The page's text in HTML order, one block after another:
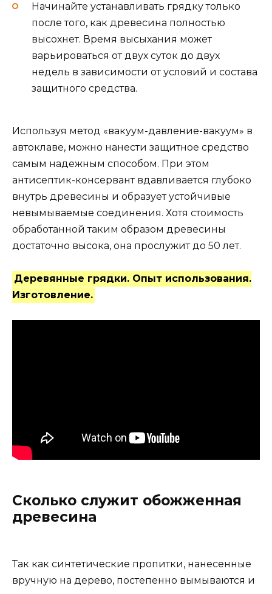
Начинайте устанавливать грядку только
после того, как древесина полностью
высохнет. Время высыхания может
варьироваться от двух суток до двух
недель в зависимости от условий и состава
защитного средства.
Используя метод «вакуум-давление-вакуум» в
автоклаве, можно нанести защитное средство
самым надежным способом. При этом
антисептик-консервант вдавливается глубоко
внутрь древесины и образует устойчивые
невымываемые соединения. Хотя стоимость
обработанной таким образом древесины
достаточно высока, она прослужит до 50 лет.
Деревянные грядки. Опыт использования.
Изготовление.
Сколько служит обожженная
древесина
Так как синтетические пропитки, нанесенные
вручную на дерево, постепенно вымываются и